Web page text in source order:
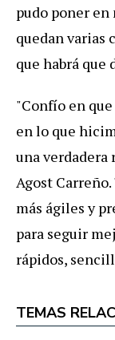
pudo poner en
quedan varias
que habrá que
"Confío en
en lo que
una
Agost
más ágiles y
para seguir
rápidos,
TEMAS